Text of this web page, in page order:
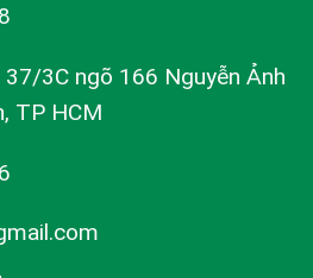
37/3C ngõ 166 Nguyễn Ảnh
TP HCM